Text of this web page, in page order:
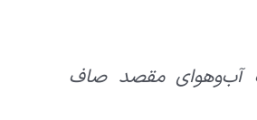
مقصد صاف